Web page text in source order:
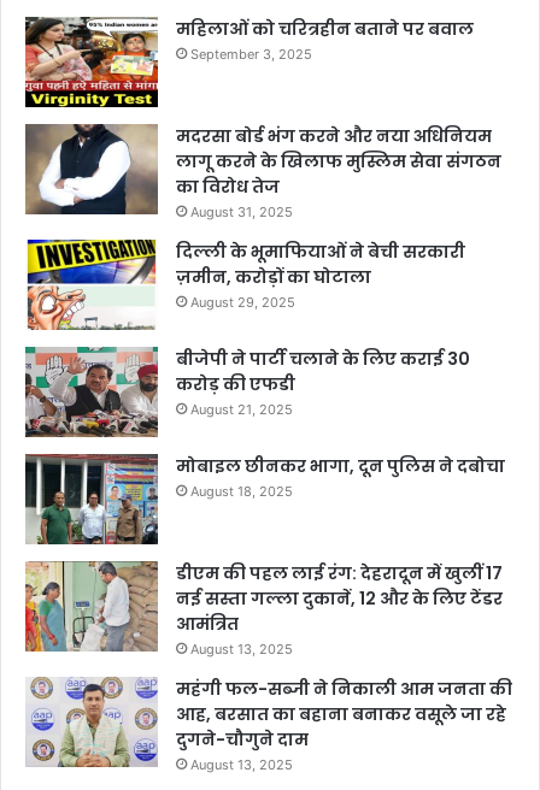
महिलाओं को चरित्रहीन बताने पर बवाल
September 3, 2025
मदरसा बोर्ड भंग करने और नया अधिनियम
लागू करने के खिलाफ मुस्लिम सेवा संगठन
का विरोध तेज
August 31, 2025
दिल्ली के भूमाफियाओं ने बेची सरकारी
ज़मीन, करोड़ों का घोटाला
August 29, 2025
बीजेपी ने पार्टी चलाने के लिए कराई 30
करोड़ की एफडी
August 21, 2025
मोबाइल छीनकर भागा, दून पुलिस ने दबोचा
August 18, 2025
डीएम की पहल लाई रंग: देहरादून में खुलीं 17
नई सस्ता गल्ला दुकानें, 12 और के लिए टेंडर
आमंत्रित
August 13, 2025
महंगी फल-सब्जी ने निकाली आम जनता की
आह, बरसात का बहाना बनाकर वसूले जा रहे
दुगने-चौगुने दाम
August 13, 2025